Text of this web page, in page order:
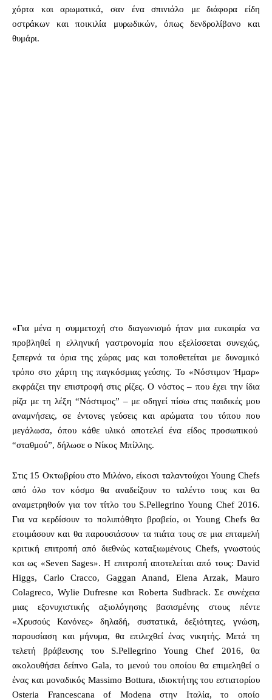
χόρτα και αρωματικά, σαν ένα σπινιάλο με διάφορα είδη
οστράκων και ποικιλία μυρωδικών, όπως δενδρολίβανο και
θυμάρι.
«Για μένα η συμμετοχή στο διαγωνισμό ήταν μια ευκαιρία να
προβληθεί η ελληνική γαστρονομία που εξελίσσεται συνεχώς,
ξεπερνά τα όρια της χώρας μας και τοποθετείται με δυναμικό
τρόπο στο χάρτη της παγκόσμιας γεύσης. Το «Νόστιμον Ήμαρ»
εκφράζει την επιστροφή στις ρίζες. Ο νόστος – που έχει την ίδια
ρίζα με τη λέξη “Νόστιμος” – με οδηγεί πίσω στις παιδικές μου
αναμνήσεις, σε έντονες γεύσεις και αρώματα του τόπου που
μεγάλωσα, όπου κάθε υλικό αποτελεί ένα είδος προσωπικού
“σταθμού”, δήλωσε ο Νίκος Μπίλλης.
Στις 15 Οκτωβρίου στο Μιλάνο, είκοσι ταλαντούχοι Young Chefs
από όλο τον κόσμο θα αναδείξουν το ταλέντο τους και θα
αναμετρηθούν για τον τίτλο του S.Pellegrino Young Chef 2016.
Για να κερδίσουν το πολυπόθητο βραβείο, οι Young Chefs θα
ετοιμάσουν και θα παρουσιάσουν τα πιάτα τους σε μια επταμελή
κριτική επιτροπή από διεθνώς καταξιωμένους Chefs, γνωστούς
και ως «Seven Sages». Η επιτροπή αποτελείται από τους: David
Higgs, Carlo Cracco, Gaggan Anand, Elena Arzak, Mauro
Colagreco, Wylie Dufresne και Roberta Sudbrack. Σε συνέχεια
μιας εξονυχιστικής αξιολόγησης βασισμένης στους πέντε
«Χρυσούς Κανόνες» δηλαδή, συστατικά, δεξιότητες, γνώση,
παρουσίαση και μήνυμα, θα επιλεχθεί ένας νικητής. Μετά τη
τελετή βράβευσης του S.Pellegrino Young Chef 2016, θα
ακολουθήσει δείπνο Gala, το μενού του οποίου θα επιμεληθεί ο
ένας και μοναδικός Massimo Bottura, ιδιοκτήτης του εστιατορίου
Osteria Francescana of Modena στην Ιταλία, το οποίο